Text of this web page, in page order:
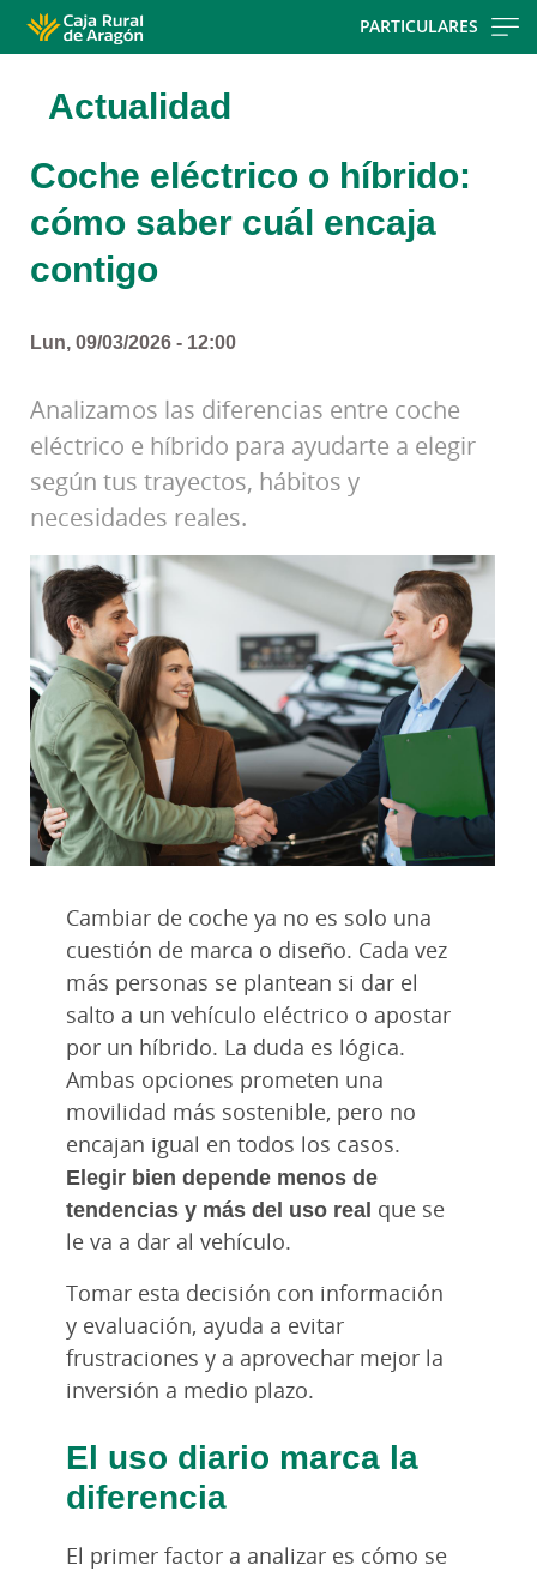
PARTICULARES
Actualidad
Coche eléctrico o híbrido:
cómo saber cuál encaja
contigo
Lun, 09/03/2026 - 12:00
Analizamos las diferencias entre coche
eléctrico e híbrido para ayudarte a elegir
según tus trayectos, hábitos y
necesidades reales.
Cambiar de coche ya no es solo una
cuestión de marca o diseño. Cada vez
más personas se plantean si dar el
salto a un vehículo eléctrico o apostar
por un híbrido. La duda es lógica.
Ambas opciones prometen una
movilidad más sostenible, pero no
encajan igual en todos los casos.
Elegir bien depende menos de
tendencias y más del uso real que se
le va a dar al vehículo.
Tomar esta decisión con información
y evaluación, ayuda a evitar
frustraciones y a aprovechar mejor la
inversión a medio plazo.
El uso diario marca la
diferencia
El primer factor a analizar es cómo se